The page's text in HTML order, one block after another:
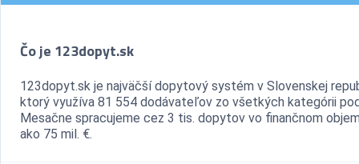
Čo je 123dopyt.sk
123dopyt.sk je najväčší dopytový systém v Slovenskej
ktorý využíva 81 554 dodávateľov zo všetkých kategórii
Mesačne spracujeme cez 3 tis. dopytov vo finančnom
ako 75 mil. €.